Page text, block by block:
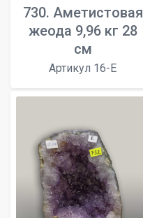
730. Аметистовая
жеода 9,96 кг 28
см
Артикул 16-E